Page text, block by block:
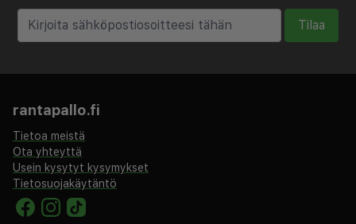
liiketapaamisten jälkeen. Sijainti on ihanteellinen
Riikan juhlatoriiden ja kulttuuritapahtumien
palvelevat konferensseja ja erityisiä tilaisuuksia.
Radisson Blu Daugava Hotel tarjoaa
sydämessä ympäri vuoden.
Tilaa
rantapallo.fi
Tietoa meistä
Ota yhteyttä
Usein kysytyt kysymykset
Tietosuojakäytäntö